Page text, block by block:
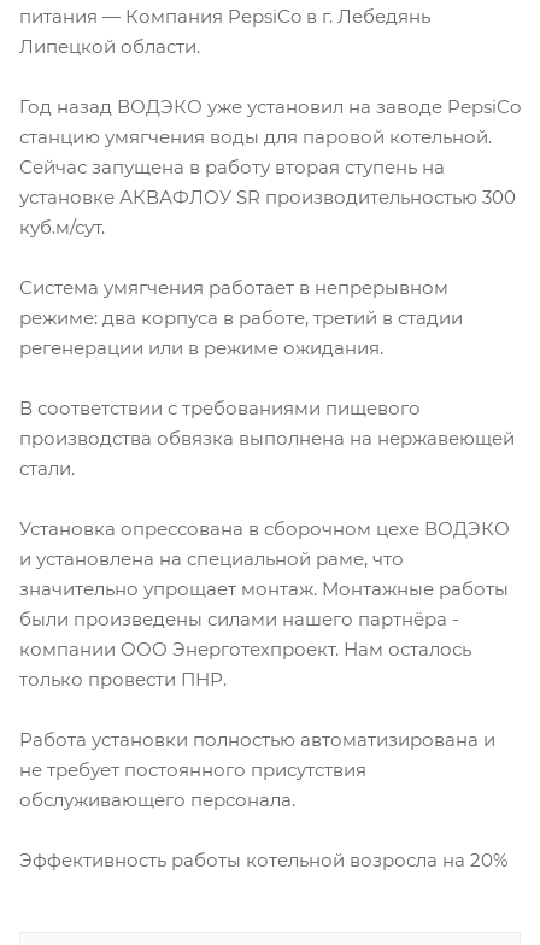
питания — Компания PepsiCo в г. Лебедянь
Липецкой области.
Год назад ВОДЭКО уже установил на заводе PepsiCo
станцию умягчения воды для паровой котельной.
Сейчас запущена в работу вторая ступень на
установке АКВАФЛОУ SR производительностью 300
куб.м/сут.
Система умягчения работает в непрерывном
режиме: два корпуса в работе, третий в стадии
регенерации или в режиме ожидания.
В соответствии с требованиями пищевого
производства обвязка выполнена на нержавеющей
стали.
Установка опрессована в сборочном цехе ВОДЭКО
и установлена на специальной раме, что
значительно упрощает монтаж. Монтажные работы
были произведены силами нашего партнёра -
компании ООО Энерготехпроект. Нам осталось
только провести ПНР.
Работа установки полностью автоматизирована и
не требует постоянного присутствия
обслуживающего персонала.
Эффективность работы котельной возросла на 20%